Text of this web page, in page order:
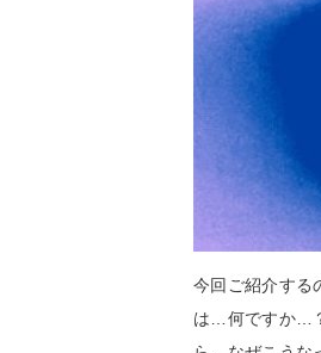
今回ご紹介する
は…何ですか…